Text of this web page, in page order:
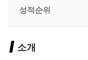
성적순위
소개